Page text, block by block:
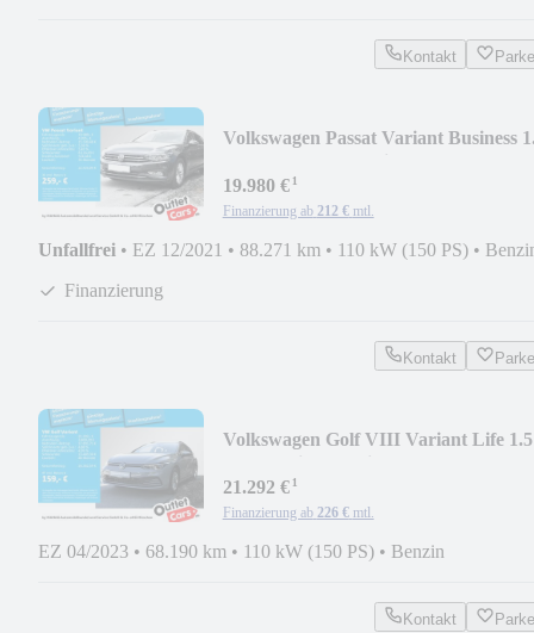
Kontakt
Volkswagen Passat Variant Business
19.980 €¹
Finanzierung ab 212 € mtl.
Unfallfrei • EZ 12/2021 • 88.271 km • 110 kW (150 PS) •
Finanzierung
Kontakt
Volkswagen Golf VIII Variant Life 1.5
21.292 €¹
Finanzierung ab 226 € mtl.
EZ 04/2023 • 68.190 km • 110 kW (150 PS) • Benzin
Kontakt